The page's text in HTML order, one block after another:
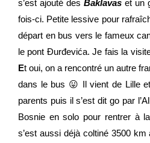
s’est ajouté des Baklavas et un
fois-ci. Petite lessive pour
départ en bus vers le fameux
le pont Đurđevića. Je fais la
Et oui, on a rencontré un autre
dans le bus 😛 Il vient de Lille
parents puis il s’est dit go par
Bosnie en solo pour rentrer à
s’est aussi déjà coltiné 3500 km